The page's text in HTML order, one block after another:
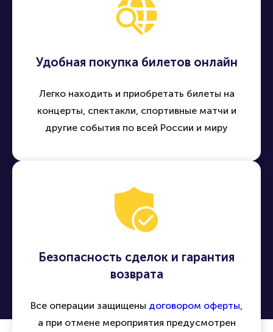
Удобная покупка билетов онлайн
Легко находить и приобретать билеты на
концерты, спектакли, спортивные матчи и
другие события по всей России и миру
Безопасность сделок и гарантия
возврата
Все операции защищены договором оферты,
а при отмене мероприятия предусмотрен